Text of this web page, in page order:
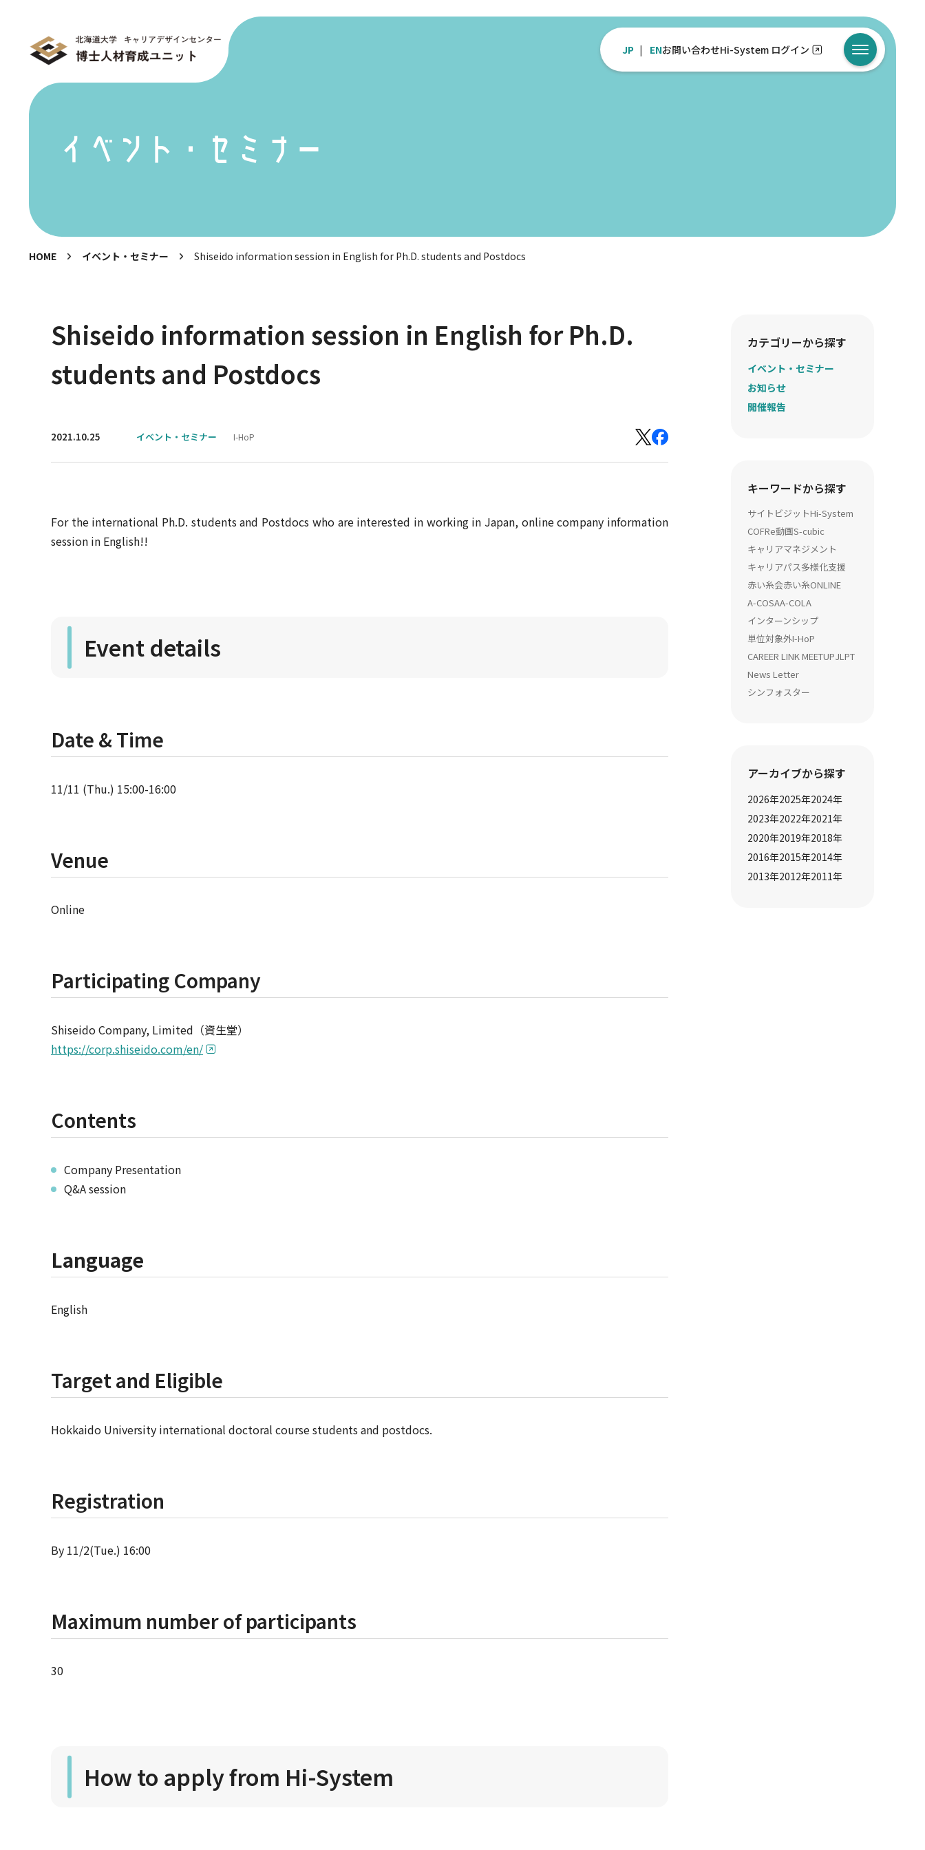
JP ENお問い合わせHi-System ログイン メニューを開
イベント・セミナー
HOME イベント・セミナー Shiseido information session in English for Ph.D. students and Postdocs
Shiseido information session in English for Ph.D.
students and Postdocs
2021.10.25 イベント・セミナー I-HoP
For the international Ph.D. students and Postdocs who are interested in working in Japan, online company information
session in English!!
Event details
Date & Time
11/11 (Thu.) 15:00-16:00
Venue
Online
Participating Company
Shiseido Company, Limited（資生堂）
https://corp.shiseido.com/en/
Contents
Company Presentation
Q&A session
Language
English
Target and Eligible
Hokkaido University international doctoral course students and postdocs.
Registration
By 11/2(Tue.) 16:00
Maximum number of participants
30
How to apply from Hi-System
カテゴリーから探す
イベント・セミナー
お知らせ
開催報告
キーワードから探す
サイトビジットHi-System
COFRe動画S-cubic
キャリアマネジメント
キャリアパス多様化支援
赤い糸会赤い糸ONLINE
A-COSAA-COLA
インターンシップ
単位対象外I-HoP
CAREER LINK MEETUPJLPT
News Letter
シンフォスター
アーカイブから探す
2026年2025年2024年
2023年2022年2021年
2020年2019年2018年
2016年2015年2014年
2013年2012年2011年